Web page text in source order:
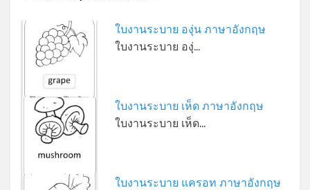
ใบงานระบาย องุ่น ภาษาอังกฤษ
ใบงานระบาย องุ่…
ใบงานระบาย เห็ด ภาษาอังกฤษ
ใบงานระบาย เห็ด…
ใบงานระบาย แครอท ภาษาอังกฤษ